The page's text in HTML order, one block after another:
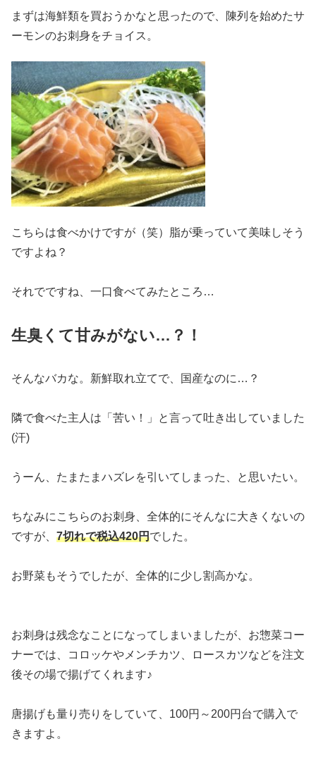
まずは海鮮類を買おうかなと思ったので、陳列を始めたサ
ーモンのお刺身をチョイス。
こちらは食べかけですが（笑）脂が乗っていて美味しそう
ですよね？
それでですね、一口食べてみたところ…
生臭くて甘みがない…？！
そんなバカな。新鮮取れ立てで、国産なのに…？
隣で食べた主人は「苦い！」と言って吐き出していました
(汗)
うーん、たまたまハズレを引いてしまった、と思いたい。
ちなみにこちらのお刺身、全体的にそんなに大きくないの
ですが、 7切れで税込420円でした。
お野菜もそうでしたが、全体的に少し割高かな。
お刺身は残念なことになってしまいましたが、お惣菜コー
ナーでは、コロッケやメンチカツ、ロースカツなどを注文
後その場で揚げてくれます♪
唐揚げも量り売りをしていて、100円～200円台で購入で
きますよ。